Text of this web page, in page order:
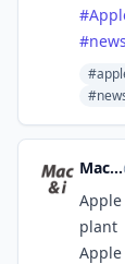
#
#news
Mac & i
Apple
plant